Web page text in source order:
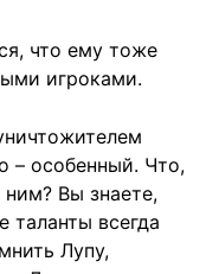
что ему тоже
игроками.
– особенный. Что,
Вы знаете,
таланты всегда
Лупу,